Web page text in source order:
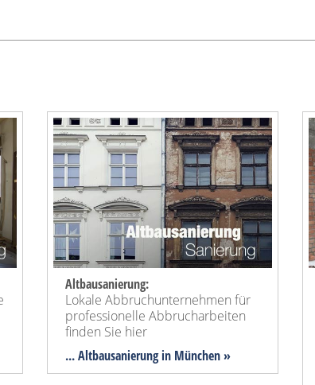
Altbausanierung:
Lokale Abbruchunternehmen für
professionelle Abbrucharbeiten
finden Sie hier
... Altbausanierung in München »